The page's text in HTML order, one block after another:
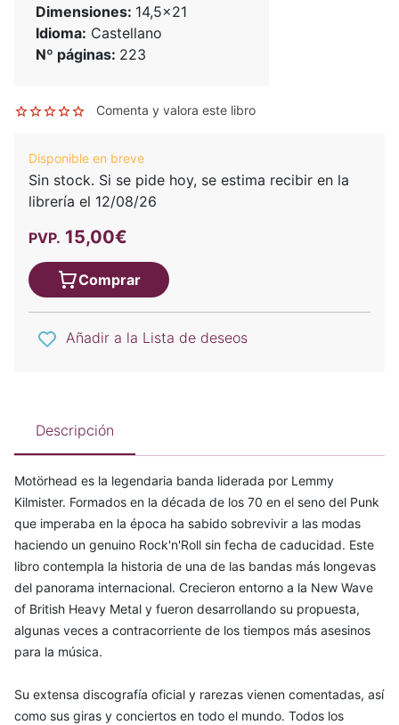
Dimensiones: 14,5x21
Idioma: Castellano
Nº páginas: 223
Comenta y valora este libro
Disponible en breve
Sin stock. Si se pide hoy, se estima recibir en la
librería el 12/08/26
PVP. 15,00€
Comprar
Añadir a la Lista de deseos
Descripción
Motörhead es la legendaria banda liderada por Lemmy
Kilmister. Formados en la década de los 70 en el seno del Punk
que imperaba en la época ha sabido sobrevivir a las modas
haciendo un genuino Rock'n'Roll sin fecha de caducidad. Este
libro contempla la historia de una de las bandas más longevas
del panorama internacional. Crecieron entorno a la New Wave
of British Heavy Metal y fueron desarrollando su propuesta,
algunas veces a contracorriente de los tiempos más asesinos
para la música.
Su extensa discografía oficial y rarezas vienen comentadas, así
como sus giras y conciertos en todo el mundo. Todos los